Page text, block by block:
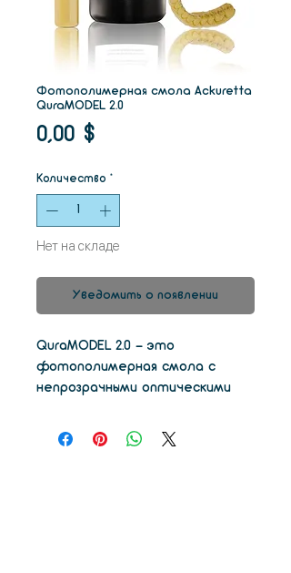
Фотополимерная смола Ackuretta
QuraMODEL 2.0
0,00 $Цена
Количество *
Нет на складе
Уведомить о появлении
QuraMODEL 2.0 - это
фотополимерная смола с
непрозрачными оптическими
свойствами, идеально
подходящая для печати